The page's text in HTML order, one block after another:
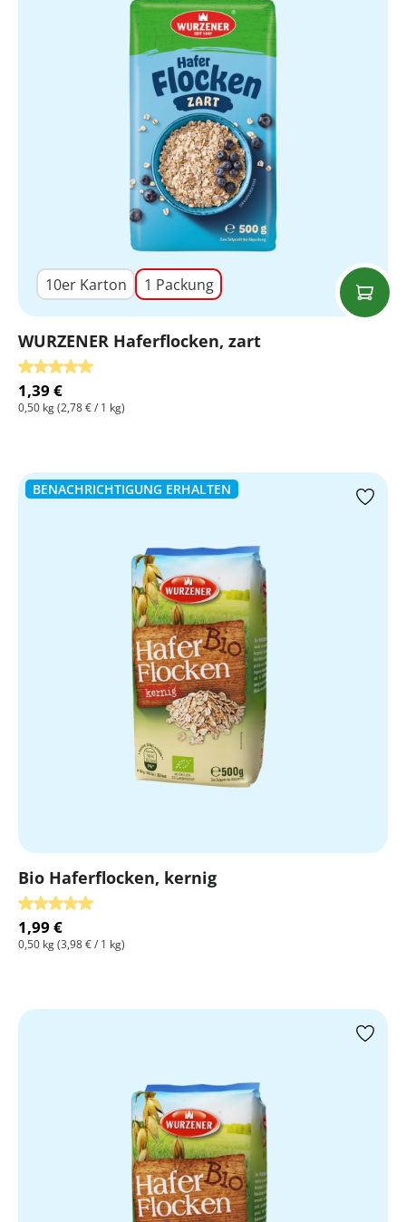
10er Karton 1 Packung
WURZENER Haferflocken, zart
Durchschnittliche Bewertung von 5 von 5 Sternen
1,39 €
0,50 kg(2,78 € / 1 kg)
BENACHRICHTIGUNG ERHALTEN
Bio Haferflocken, kernig
Durchschnittliche Bewertung von 5 von 5 Sternen
1,99 €
0,50 kg(3,98 € / 1 kg)